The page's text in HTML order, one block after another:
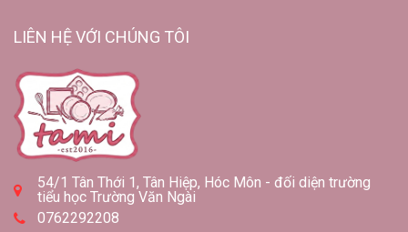
LIÊN HỆ VỚI CHÚNG TÔI
54/1 Tân Thới 1, Tân Hiệp, Hóc Môn - đối diện trường
tiểu học Trường Văn Ngài
0762292208